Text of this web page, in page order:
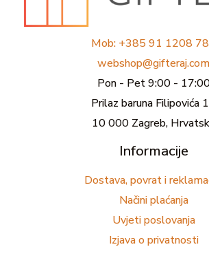
Mob: +385 91 1208
webshop@gifteraj.com
Pon - Pet 9:00 -
Prilaz baruna Filipovića
10 000 Zagreb,
Informacije
Dostava, povrat i
Načini plaćanja
Uvjeti poslovanja
Izjava o privatnosti